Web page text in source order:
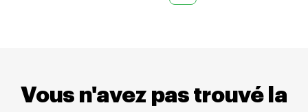
Vous n'avez pas trouvé la